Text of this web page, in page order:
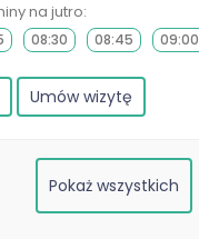
na jutro:
08:30 08:45 09:00
Umów wizytę
Pokaż wszystkich